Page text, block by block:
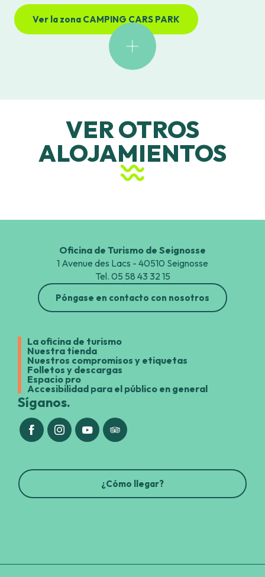
Ver la zona CAMPING CARS PARK
VER OTROS
ALOJAMIENTOS
Oficina de Turismo de Seignosse
1 Avenue des Lacs - 40510 Seignosse
Tel. 05 58 43 32 15
Póngase en contacto con nosotros
La oficina de turismo
Nuestra tienda
Nuestros compromisos y etiquetas
Folletos y descargas
Espacio pro
Accesibilidad para el público en general
Síganos.
¿Cómo llegar?